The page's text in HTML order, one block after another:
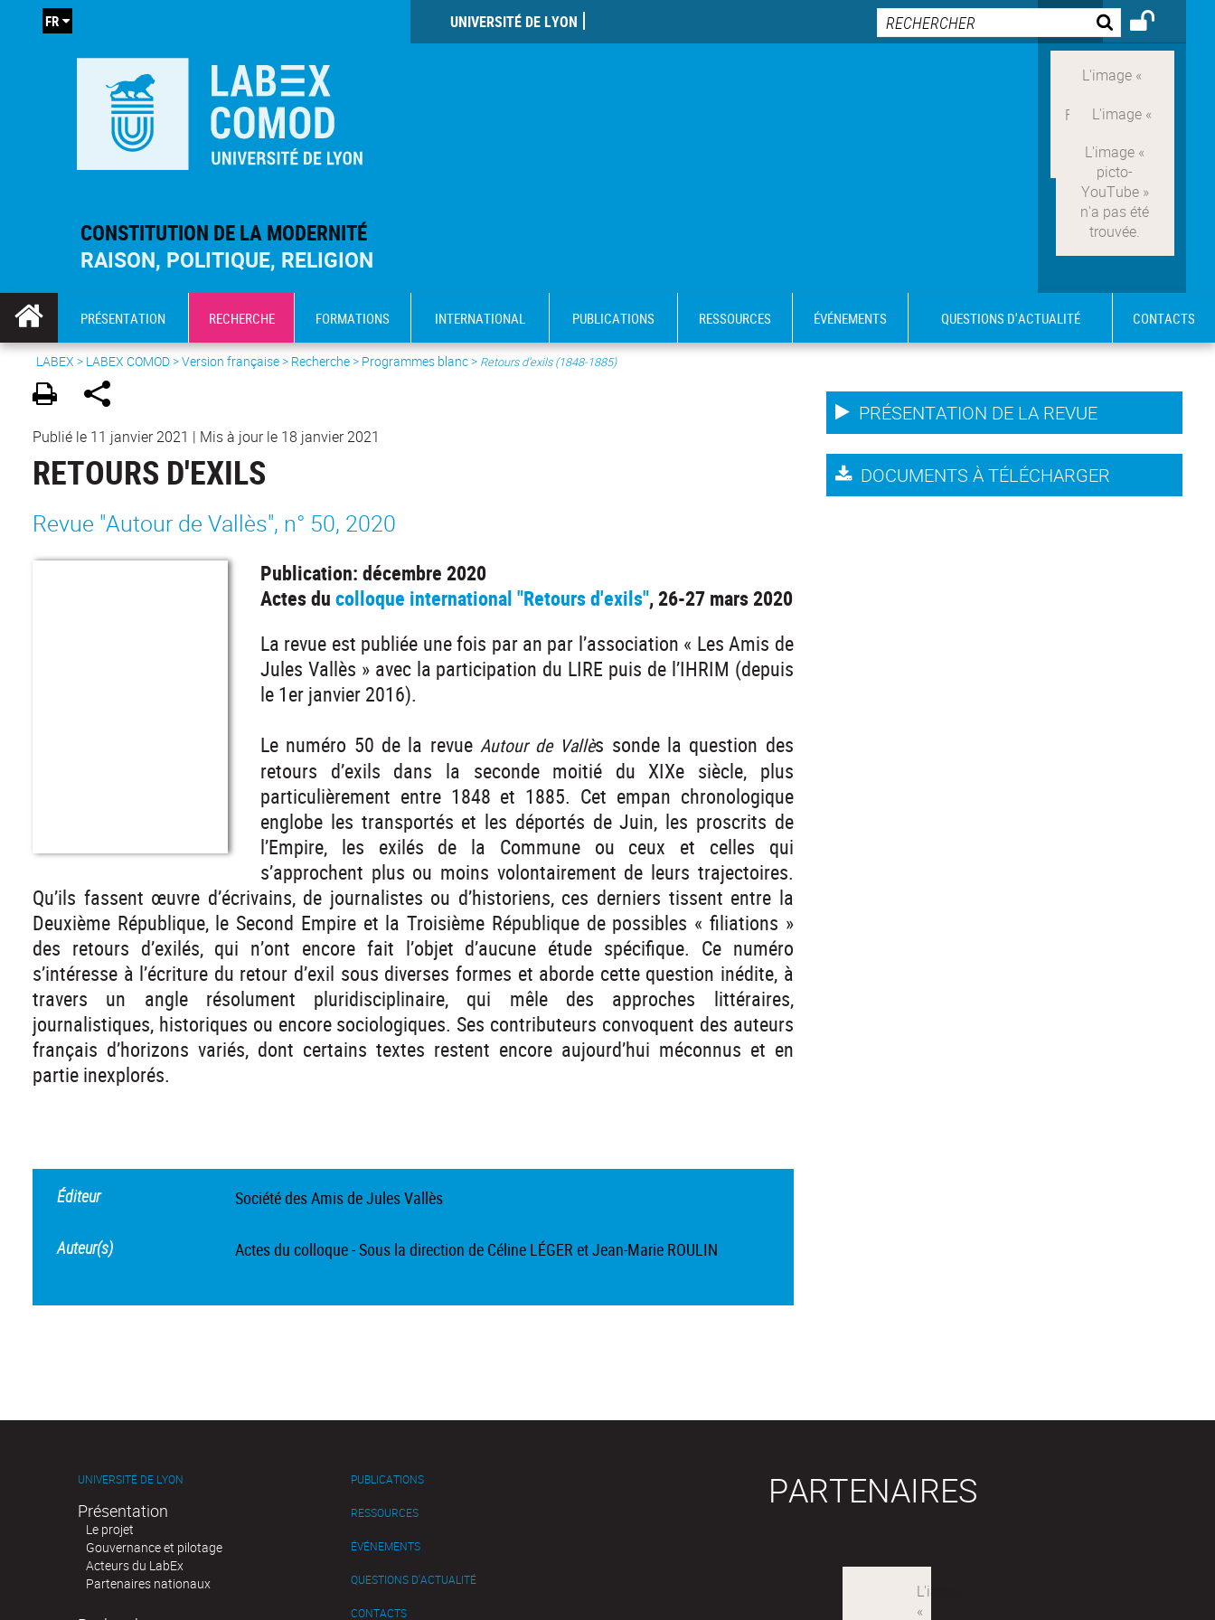
CONSTITUTION DE LA MODERNITÉ
RAISON, POLITIQUE, RELIGION
UNIVERSITÉ DE LYON
FR
PRÉSENTATION RECHERCHE FORMATIONS INTERNATIONAL PUBLICATIONS RESSOURCES ÉVÉNEMENTS QUESTIONS D'ACTUALITÉ CONTACTS
LABEX > LABEX COMOD>Version française> Recherche > Programmes blanc> Retours d’exils (1848-1885)
Publié le 11 janvier 2021 | Mis à jour le 18 janvier 2021
RETOURS D'EXILS
Revue "Autour de Vallès", n° 50, 2020
Publication: décembre 2020
Actes du colloque international "Retours d'exils", 26-27 mars 2020
La revue est publiée une fois par an par l’association « Les Amis de
Jules Vallès » avec la participation du LIRE puis de l’IHRIM (depuis
le 1er janvier 2016).
Le numéro 50 de la revue Autour de Vallès sonde la question des
retours d’exils dans la seconde moitié du XIXe siècle, plus
particulièrement entre 1848 et 1885. Cet empan chronologique
englobe les transportés et les déportés de Juin, les proscrits de
l’Empire, les exilés de la Commune ou ceux et celles qui
s’approchent plus ou moins volontairement de leurs trajectoires.
Qu’ils fassent œuvre d’écrivains, de journalistes ou d’historiens, ces derniers tissent entre la
Deuxième République, le Second Empire et la Troisième République de possibles « filiations »
des retours d’exilés, qui n’ont encore fait l’objet d’aucune étude spécifique. Ce numéro
s’intéresse à l’écriture du retour d’exil sous diverses formes et aborde cette question inédite, à
travers un angle résolument pluridisciplinaire, qui mêle des approches littéraires,
journalistiques, historiques ou encore sociologiques. Ses contributeurs convoquent des auteurs
français d’horizons variés, dont certains textes restent encore aujourd’hui méconnus et en
partie inexplorés.
Éditeur Société des Amis de Jules Vallès
Auteur(s) Actes du colloque - Sous la direction de Céline LÉGER et Jean-Marie ROULIN
PRÉSENTATION DE LA REVUE
DOCUMENTS À TÉLÉCHARGER
UNIVERSITÉ DE LYON
Présentation
Le projet
Gouvernance et pilotage
Acteurs du LabEx
Partenaires nationaux
PUBLICATIONS
RESSOURCES
ÉVÉNEMENTS
QUESTIONS D'ACTUALITÉ
CONTACTS
PARTENAIRES